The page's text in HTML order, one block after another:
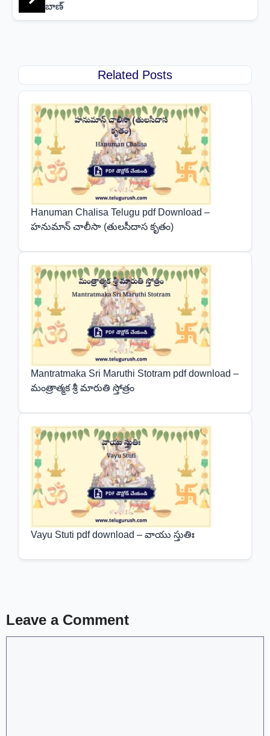
బాణ్
Related Posts
Hanuman Chalisa Telugu pdf Download –
హనుమాన్ చాలీసా (తులసీదాస కృతం)
Mantratmaka Sri Maruthi Stotram pdf download –
మంత్రాత్మక శ్రీ మారుతి స్తోత్రం
Vayu Stuti pdf download – వాయు స్తుతిః
Leave a Comment